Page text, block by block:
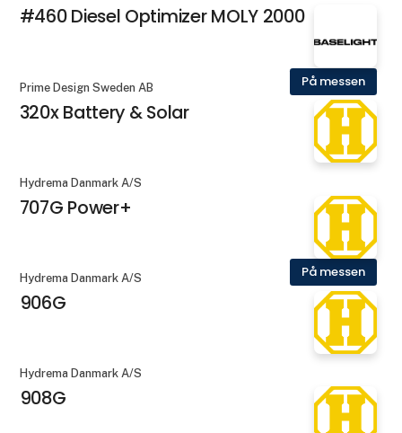
#460 Diesel Optimizer MOLY 2000
På messen
Prime Design Sweden AB
320x Battery & Solar
Hydrema Danmark A/S
707G Power+
På messen
Hydrema Danmark A/S
906G
Hydrema Danmark A/S
908G